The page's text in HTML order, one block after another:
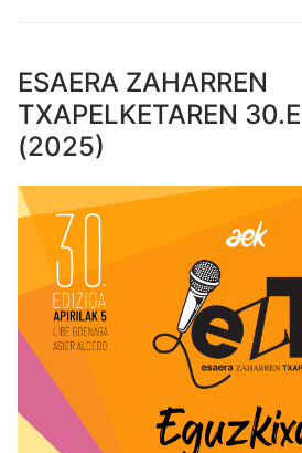
ESAERA ZAHARREN
TXAPELKETAREN
(2025)